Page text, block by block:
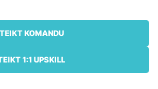
KOMANDU
1:1 UPSKILL